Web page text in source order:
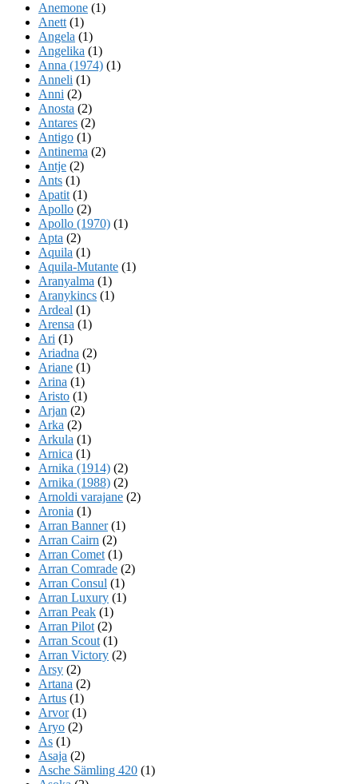
Anemone (1)
Anett (1)
Angela (1)
Angelika (1)
Anna (1974) (1)
Anneli (1)
Anni (2)
Anosta (2)
Antares (2)
Antigo (1)
Antinema (2)
Antje (2)
Ants (1)
Apatit (1)
Apollo (2)
Apollo (1970) (1)
Apta (2)
Aquila (1)
Aquila-Mutante (1)
Aranyalma (1)
Aranykincs (1)
Ardeal (1)
Arensa (1)
Ari (1)
Ariadna (2)
Ariane (1)
Arina (1)
Aristo (1)
Arjan (2)
Arka (2)
Arkula (1)
Arnica (1)
Arnika (1914) (2)
Arnika (1988) (2)
Arnoldi varajane (2)
Aronia (1)
Arran Banner(1)
Arran Cairn (2)
Arran Comet (1)
Arran Comrade (2)
Arran Consul (1)
Arran Luxury (1)
Arran Peak (1)
Arran Pilot (2)
Arran Scout (1)
Arran Victory (2)
Arsy (2)
Artana (2)
Artus (1)
Arvor(1)
Aryo (2)
As (1)
Asaja (2)
Asche Sämling 420 (1)